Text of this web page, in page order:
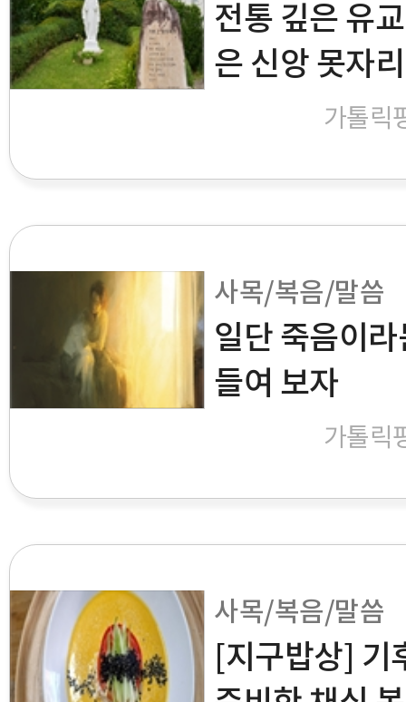
전통 깊은 유
은 신앙 못자리
가톨릭
사목/복음/말씀
일단 죽음이
들여 보자
가톨릭
사목/복음/말씀
[지구밥상] 기